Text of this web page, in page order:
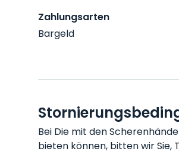
Zahlungsarten
Bargeld
Bei Die mit den
bieten können, bitten wir Sie,